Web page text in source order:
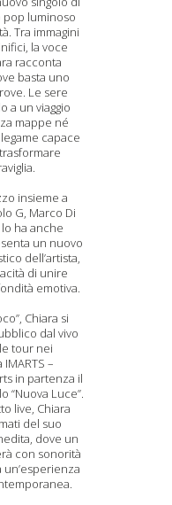
pop luminoso
Tra immagini
la voce
racconta
basta uno
Le sere
a un viaggio
mappe né
capace
insieme a
G, Marco Di
ha anche
un nuovo
dell’artista,
di unire
emotiva.
Chiara si
dal vivo
tour nei
–
in partenza il
“Nuova Luce”.
live, Chiara
del suo
dove un
con sonorità